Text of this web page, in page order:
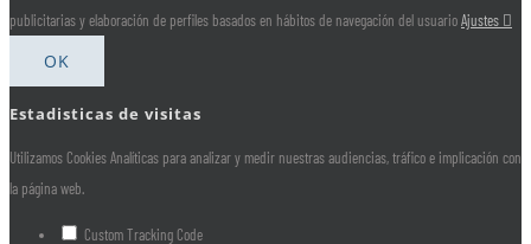
publicitarias y elaboración de perfiles basados en hábitos de navegación del usuarioAjustes
OK
Estadisticas de visitas
Utilizamos Cookies Analíticas para analizar y medir nuestras audiencias, tráfico e implicación con
la página web.
Custom Tracking Code